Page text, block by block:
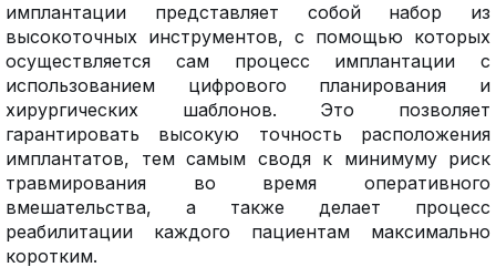
имплантации представляет собой набор из
высокоточных инструментов, с помощью которых
осуществляется сам процесс имплантации с
использованием цифрового планирования и
хирургических шаблонов. Это позволяет
гарантировать высокую точность расположения
имплантатов, тем самым сводя к минимуму риск
травмирования во время оперативного
вмешательства, а также делает процесс
реабилитации каждого пациентам максимально
коротким.